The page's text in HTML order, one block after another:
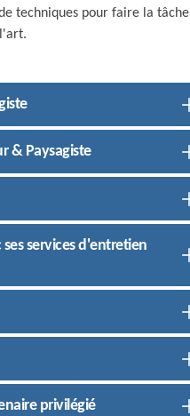
techniques pour faire la tâche
& Paysagiste
services d'entretien
privilégié